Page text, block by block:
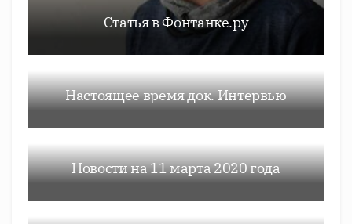
Статья в Фонтанке.ру
Настоящее время док. Интервью
Новости на 11 марта 2020 года